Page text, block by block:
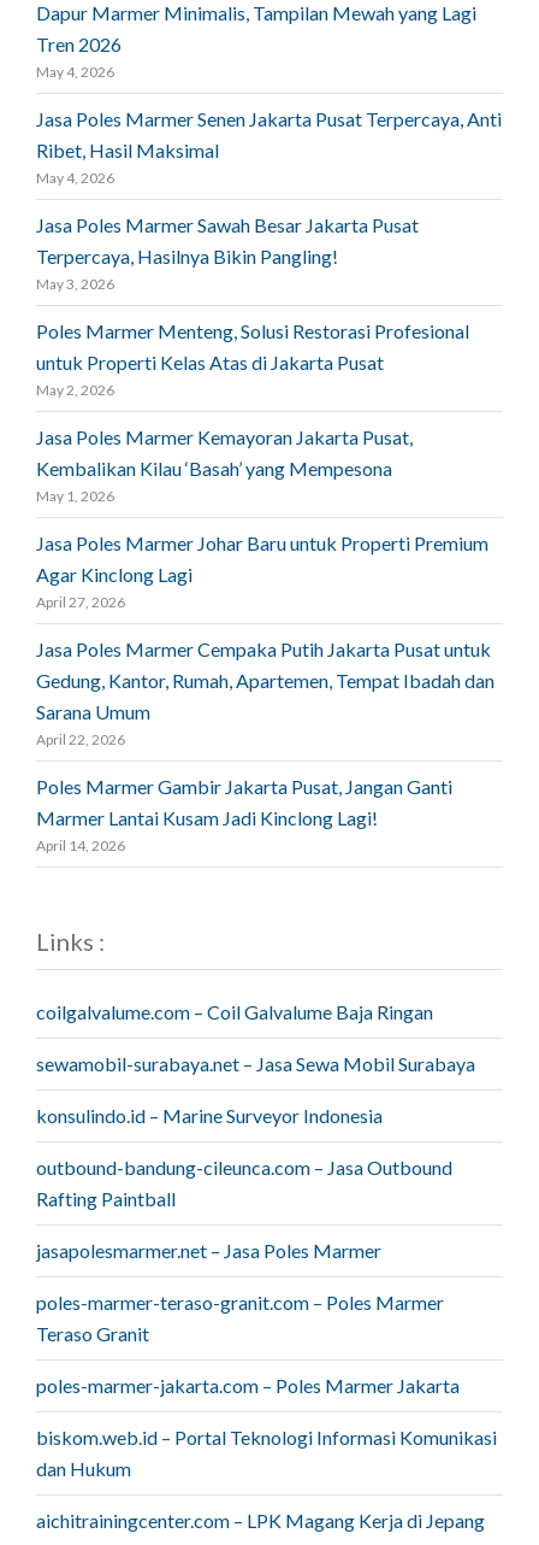
Dapur Marmer Minimalis, Tampilan Mewah yang Lagi
Tren 2026
May 4, 2026
Jasa Poles Marmer Senen Jakarta Pusat Terpercaya, Anti
Ribet, Hasil Maksimal
May 4, 2026
Jasa Poles Marmer Sawah Besar Jakarta Pusat
Terpercaya, Hasilnya Bikin Pangling!
May 3, 2026
Poles Marmer Menteng, Solusi Restorasi Profesional
untuk Properti Kelas Atas di Jakarta Pusat
May 2, 2026
Jasa Poles Marmer Kemayoran Jakarta Pusat,
Kembalikan Kilau ‘Basah’ yang Mempesona
May 1, 2026
Jasa Poles Marmer Johar Baru untuk Properti Premium
Agar Kinclong Lagi
April 27, 2026
Jasa Poles Marmer Cempaka Putih Jakarta Pusat untuk
Gedung, Kantor, Rumah, Apartemen, Tempat Ibadah dan
Sarana Umum
April 22, 2026
Poles Marmer Gambir Jakarta Pusat, Jangan Ganti
Marmer Lantai Kusam Jadi Kinclong Lagi!
April 14, 2026
Links :
coilgalvalume.com – Coil Galvalume Baja Ringan
sewamobil-surabaya.net – Jasa Sewa Mobil Surabaya
konsulindo.id – Marine Surveyor Indonesia
outbound-bandung-cileunca.com – Jasa Outbound
Rafting Paintball
jasapolesmarmer.net – Jasa Poles Marmer
poles-marmer-teraso-granit.com – Poles Marmer
Teraso Granit
poles-marmer-jakarta.com – Poles Marmer Jakarta
biskom.web.id – Portal Teknologi Informasi Komunikasi
dan Hukum
aichitrainingcenter.com – LPK Magang Kerja di Jepang